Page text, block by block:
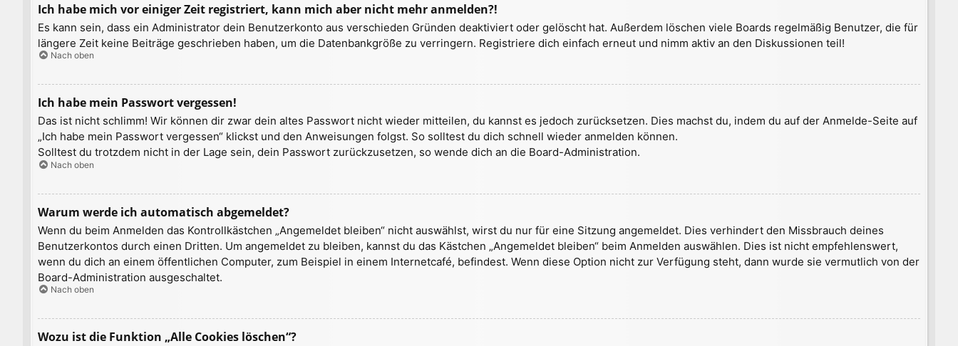
Ich habe mich vor einiger Zeit registriert, kann mich aber nicht mehr anmelden?!
Es kann sein, dass ein Administrator dein Benutzerkonto aus verschieden Gründen deaktiviert oder gelöscht hat. Außerdem löschen viele Boards regelmäßig Benutzer, die für
längere Zeit keine Beiträge geschrieben haben, um die Datenbankgröße zu verringern. Registriere dich einfach erneut und nimm aktiv an den Diskussionen teil!
Nach oben
Ich habe mein Passwort vergessen!
Das ist nicht schlimm! Wir können dir zwar dein altes Passwort nicht wieder mitteilen, du kannst es jedoch zurücksetzen. Dies machst du, indem du auf der Anmelde-Seite auf
„Ich habe mein Passwort vergessen“ klickst und den Anweisungen folgst. So solltest du dich schnell wieder anmelden können.
Solltest du trotzdem nicht in der Lage sein, dein Passwort zurückzusetzen, so wende dich an die Board-Administration.
Nach oben
Warum werde ich automatisch abgemeldet?
Wenn du beim Anmelden das Kontrollkästchen „Angemeldet bleiben“ nicht auswählst, wirst du nur für eine Sitzung angemeldet. Dies verhindert den Missbrauch deines
Benutzerkontos durch einen Dritten. Um angemeldet zu bleiben, kannst du das Kästchen „Angemeldet bleiben“ beim Anmelden auswählen. Dies ist nicht empfehlenswert,
wenn du dich an einem öffentlichen Computer, zum Beispiel in einem Internetcafé, befindest. Wenn diese Option nicht zur Verfügung steht, dann wurde sie vermutlich von der
Board-Administration ausgeschaltet.
Nach oben
Wozu ist die Funktion „Alle Cookies löschen“?